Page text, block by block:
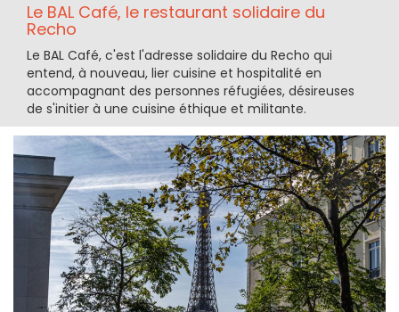
Le BAL Café, le restaurant solidaire du
Recho
Le BAL Café, c'est l'adresse solidaire du Recho qui
entend, à nouveau, lier cuisine et hospitalité en
accompagnant des personnes réfugiées, désireuses
de s'initier à une cuisine éthique et militante.